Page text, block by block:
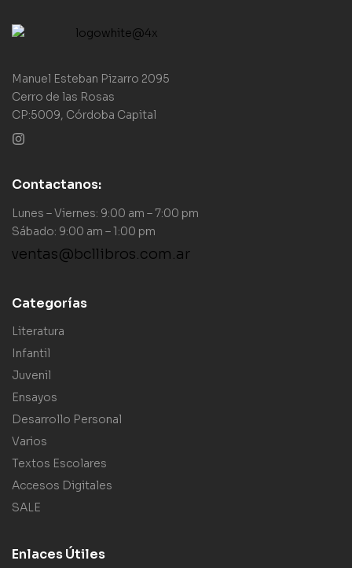
Manuel Esteban Pizarro 2095
Cerro de las Rosas
CP:5009, Córdoba Capital
Contactanos:
Lunes – Viernes: 9:00 am – 7:00 pm
Sábado: 9:00 am – 1:00 pm
ventas@bcllibros.com.ar
Categorías
Literatura
Infantil
Juvenil
Ensayos
Desarrollo Personal
Varios
Textos Escolares
Accesos Digitales
SALE
Enlaces Útiles